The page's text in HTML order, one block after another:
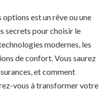
est un rêve ou une
secrets pour choisir le
modernes, les
de confort. Vous saurez
et comment
vous à transformer votre